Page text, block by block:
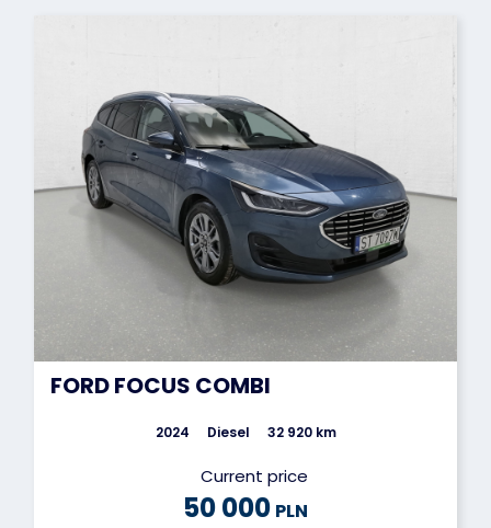
FORD FOCUS COMBI
2024 Diesel 32 920 km
Current price
50 000 PLN